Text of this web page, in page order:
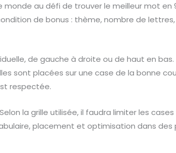
au défi de trouver le meilleur mot en
de bonus : thème, nombre de
de gauche à droite ou de haut en
sont placées sur une case de la bonne
respectée.
la grille utilisée, il faudra limiter les
placement et optimisation dans